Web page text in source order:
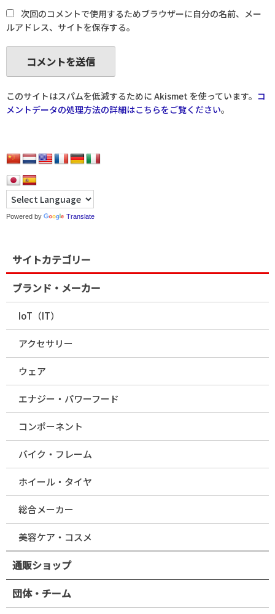
次回のコメントで使用するためブラウザーに自分の名前、メー
ルアドレス、サイトを保存する。
このサイトはスパムを低減するために Akismet を使っています。 コ
メントデータの処理方法の詳細はこちらをご覧ください。
Powered by Translate
サイトカテゴリー
ブランド・メーカー
IoT（IT）
アクセサリー
ウェア
エナジー・パワーフード
コンポーネント
バイク・フレーム
ホイール・タイヤ
総合メーカー
美容ケア・コスメ
通販ショップ
団体・チーム